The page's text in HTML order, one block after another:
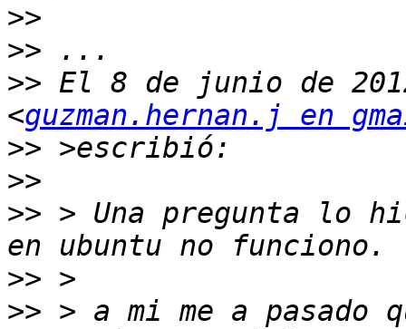
>>
>>
>> El 8 de junio de
<guzman.hernan.j en
>>
>>
>> > Una pregunta lo
>>
>> > a mi me a